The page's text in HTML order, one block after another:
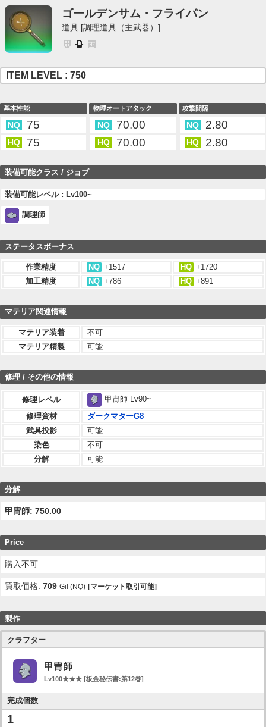
ゴールデンサム・フライパン
道具 [調理道具（主武器）]
ITEM LEVEL : 750
基本性能
NQ 75
HQ 75
物理オートアタック
NQ 70.00
HQ 70.00
攻撃間隔
NQ 2.80
HQ 2.80
装備可能クラス / ジョブ
装備可能レベル : Lv100~
調理師
ステータスボーナス
作業精度 NQ +1517 HQ +1720
加工精度
NQ +786 HQ +891
マテリア関連情報
マテリア装着
不可
マテリア精製
可能
修理 / その他の情報
修理レベル
甲冑師 Lv90~
修理資材
ダークマターG8
武具投影
可能
染色
不可
分解
可能
分解
甲冑師: 750.00
Price
購入不可
買取価格:709 Gil (NQ) [マーケット取引可能]
製作
クラフター
甲冑師
Lv100★★★ [板金秘伝書:第12巻]
完成個数
1